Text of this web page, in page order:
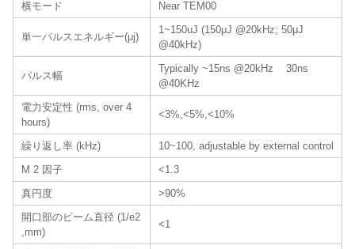
横モード Near TEM00
単一パルスエネルギー(μj)
1~150uJ (150μJ @20kHz; 50μJ
@40kHz)
パルス幅
Typically ~15ns @20kHz 30ns
@40KHz
電力安定性 (rms, over 4
hours)
<3%,<5%,<10%
繰り返し率 (kHz)
10~100, adjustable by external control
M 2 因子
<1.3
真円度
>90%
開口部のビーム直径 (1/e2
,mm)
<1